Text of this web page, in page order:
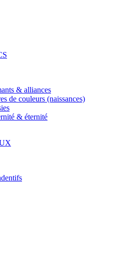
& alliances
de couleurs (naissances)
& éternité